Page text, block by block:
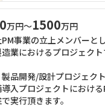
万円〜1500万円
事業の立上メンバーと
業におけるプロジェク
品開発/設計プロジェクト
入プロジェクトにおけ
実行頂きます。